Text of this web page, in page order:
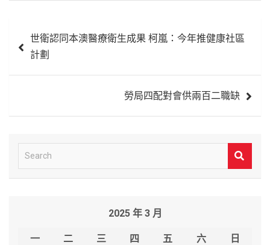
章 世衛認同本澳醫療衛生成果 柯嵐：今年推健康社區
計劃
勞局四配對會供兩百二職缺
e
2025 年 3 月
一 二 三 四 五 六 日